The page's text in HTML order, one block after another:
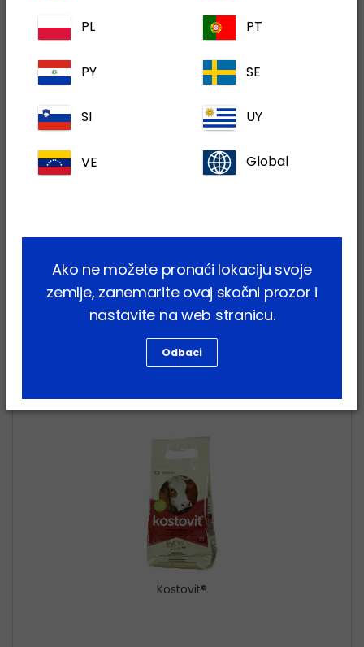
Fosfofertil
Fosfofertil
Kostovit®
PL PT
PY SE
SI UY
VE Global
Ako ne možete pronaći lokaciju svoje
zemlje, zanemarite ovaj skočni prozor i
nastavite na web stranicu.
Odbaci